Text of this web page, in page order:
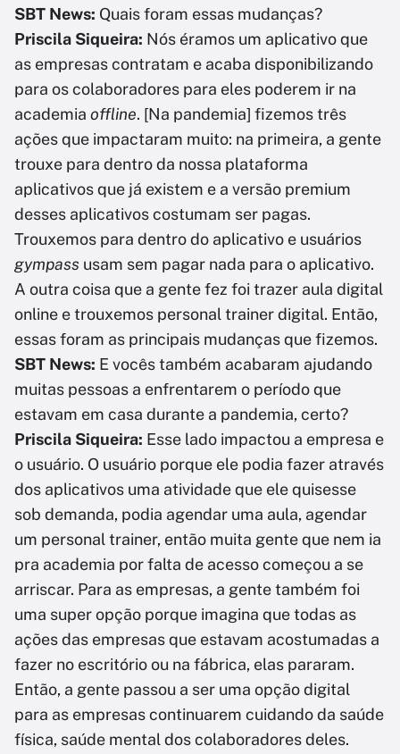
SBT News: Quais foram essas mudanças?
Priscila Siqueira: Nós éramos um aplicativo que
as empresas contratam e acaba disponibilizando
para os colaboradores para eles poderem ir na
academia offline. [Na pandemia] fizemos três
ações que impactaram muito: na primeira, a gente
trouxe para dentro da nossa plataforma
aplicativos que já existem e a versão premium
desses aplicativos costumam ser pagas.
Trouxemos para dentro do aplicativo e usuários
gympass usam sem pagar nada para o aplicativo.
A outra coisa que a gente fez foi trazer aula digital
online e trouxemos personal trainer digital. Então,
essas foram as principais mudanças que fizemos.
SBT News: E vocês também acabaram ajudando
muitas pessoas a enfrentarem o período que
estavam em casa durante a pandemia, certo?
Priscila Siqueira: Esse lado impactou a empresa e
o usuário. O usuário porque ele podia fazer através
dos aplicativos uma atividade que ele quisesse
sob demanda, podia agendar uma aula, agendar
um personal trainer, então muita gente que nem ia
pra academia por falta de acesso começou a se
arriscar. Para as empresas, a gente também foi
uma super opção porque imagina que todas as
ações das empresas que estavam acostumadas a
fazer no escritório ou na fábrica, elas pararam.
Então, a gente passou a ser uma opção digital
para as empresas continuarem cuidando da saúde
física, saúde mental dos colaboradores deles.